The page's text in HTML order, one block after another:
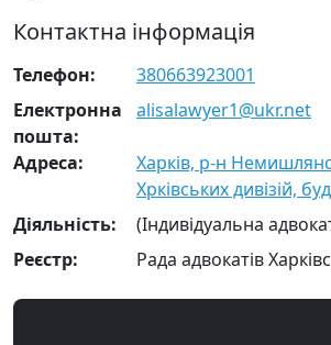
Контактна інформація
Телефон:
380663923001
Електронна
пошта:
alisalawyer1@ukr.net
Адреса:
Харків, р-н
Хрківських дивізій,
Діяльність:
(Індивідуальна
Реєстр:
Рада адвокатів